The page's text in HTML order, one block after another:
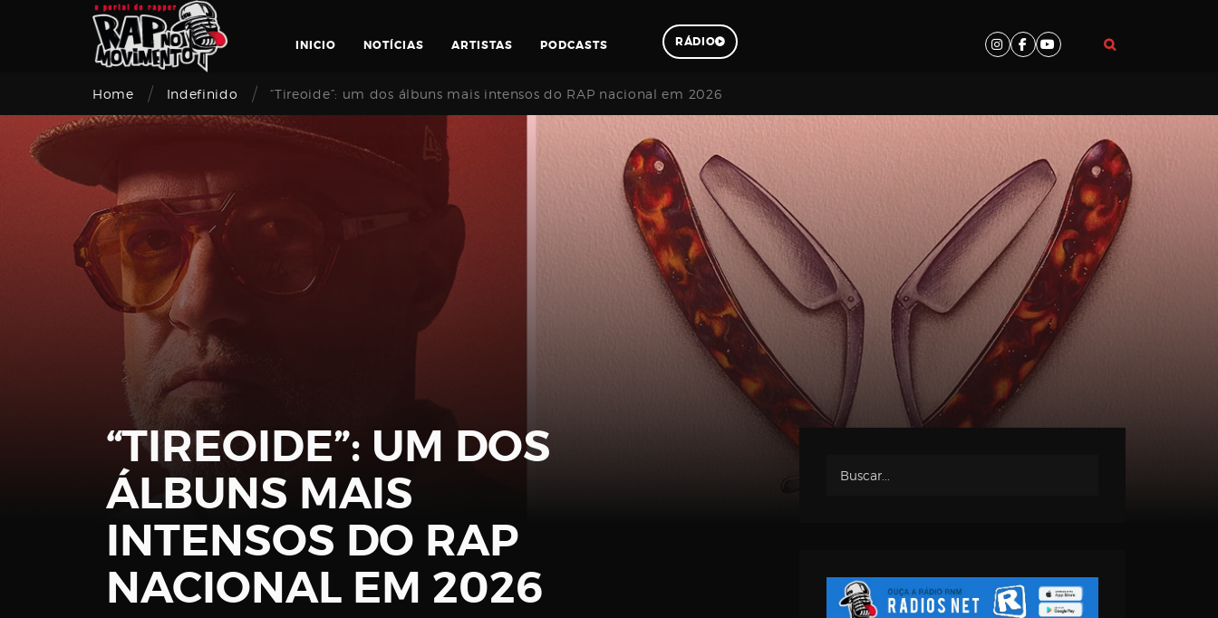
INICIO NOTÍCIAS ARTISTAS PODCASTS RÁDIO
Pesquisar
Login
Home / Indefinido / “Tireoide”: um dos álbuns mais intensos do RAP nacional em 2026
“TIREOIDE”: UM DOS
ÁLBUNS MAIS
INTENSOS DO RAP
NACIONAL EM 2026